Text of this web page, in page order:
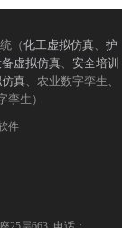
（化工虚拟仿真、 护
虚拟仿真、 安全培训
真、农业数字孪生、
生）
件